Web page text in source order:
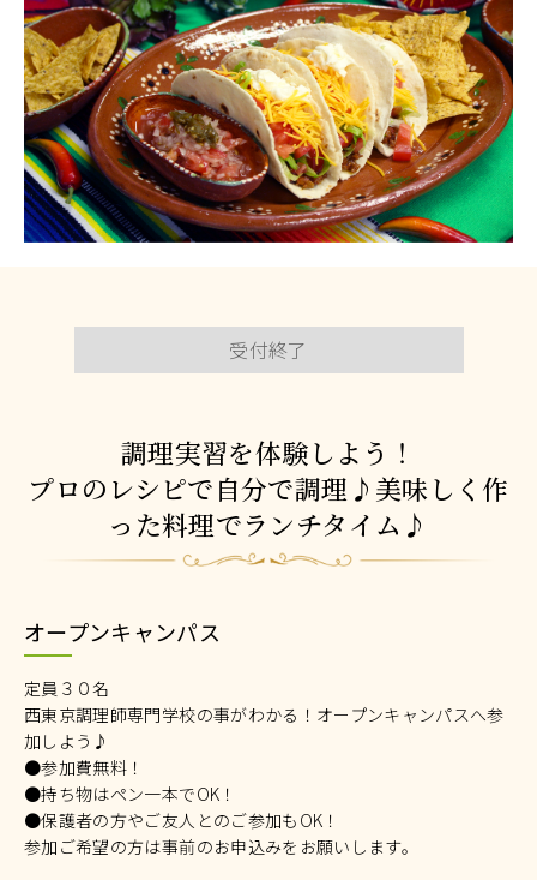
受付終了
調理実習を体験しよう！
プロのレシピで自分で調理♪美味しく作
った料理でランチタイム♪
オープンキャンパス
定員３０名
西東京調理師専門学校の事がわかる！オープンキャンパスへ参
加しよう♪
●参加費無料！
●持ち物はペン一本でOK！
●保護者の方やご友人とのご参加もOK！
参加ご希望の方は事前のお申込みをお願いします。